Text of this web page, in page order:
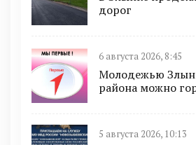
дорог
6 августа 2026, 8:45
Молодежью
района можно
5 августа 2026, 10:13